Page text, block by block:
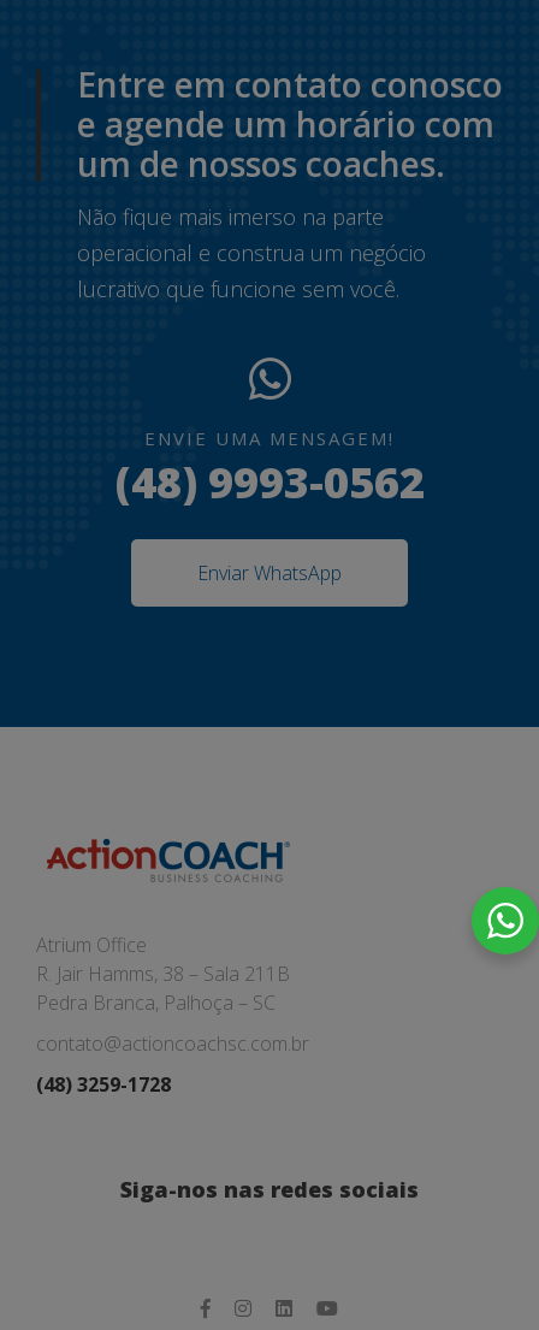
Entre em contato conosco
e agende um horário com
um de nossos coaches.
Não fique mais imerso na parte
operacional e construa um negócio
lucrativo que funcione sem você.
ENVIE UMA MENSAGEM!
(48) 9993-0562
Enviar WhatsApp
Atrium Office
R. Jair Hamms, 38 – Sala 211B
Pedra Branca, Palhoça – SC
contato@actioncoachsc.com.br
(48) 3259-1728
Siga-nos nas redes sociais